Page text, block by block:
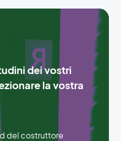
dei vostri
la vostra
del costruttore